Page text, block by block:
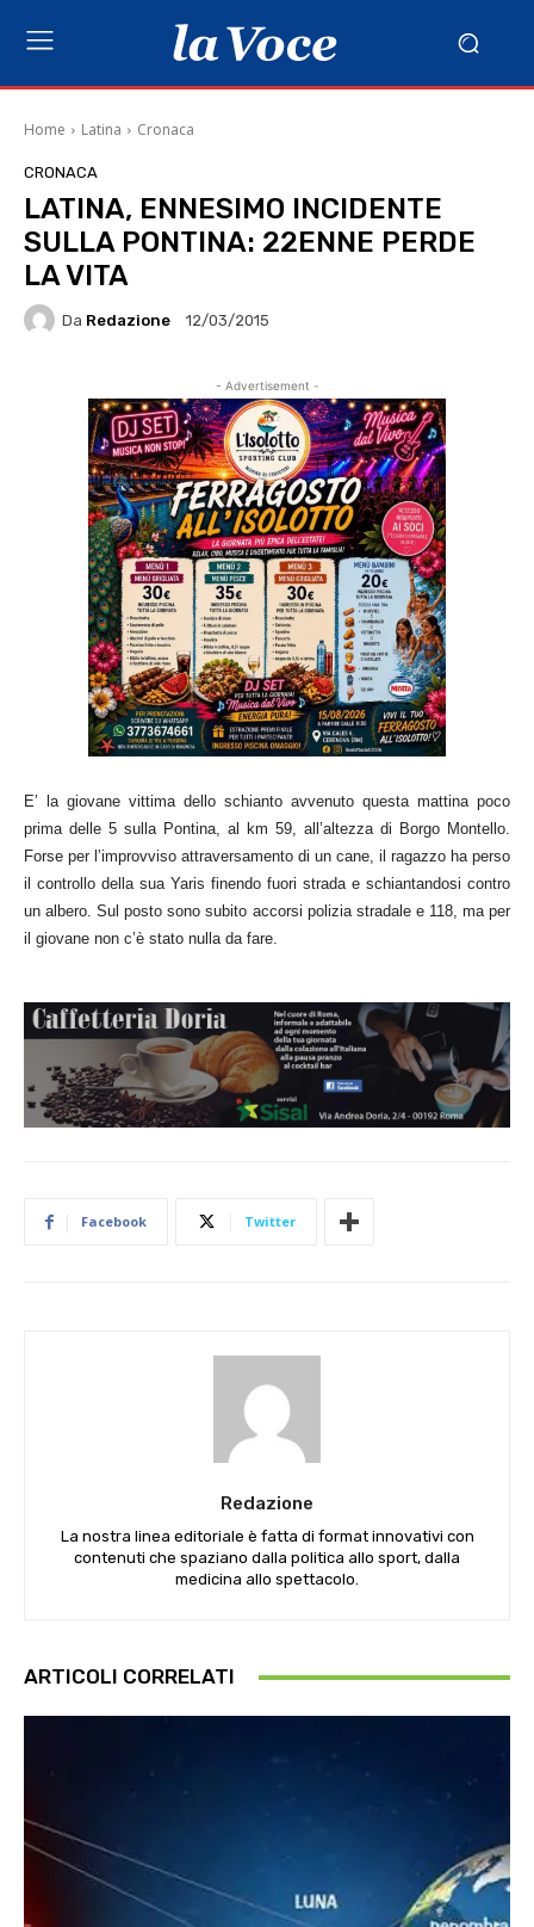
Home Latina Cronaca
CRONACA
LATINA, ENNESIMO INCIDENTE
SULLA PONTINA: 22ENNE PERDE
LA VITA
Da Redazione 12/03/2015
- Advertisement -
E’ la giovane vittima dello schianto avvenuto questa mattina poco
prima delle 5 sulla Pontina, al km 59, all’altezza di Borgo Montello.
Forse per l’improvviso attraversamento di un cane, il ragazzo ha perso
il controllo della sua Yaris finendo fuori strada e schiantandosi contro
un albero. Sul posto sono subito accorsi polizia stradale e 118, ma per
il giovane non c’è stato nulla da fare.
Facebook Twitter
Redazione
La nostra linea editoriale è fatta di format innovativi con
contenuti che spaziano dalla politica allo sport, dalla
medicina allo spettacolo.
ARTICOLI CORRELATI